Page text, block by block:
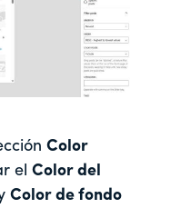
Color
el Color del
Color de fondo